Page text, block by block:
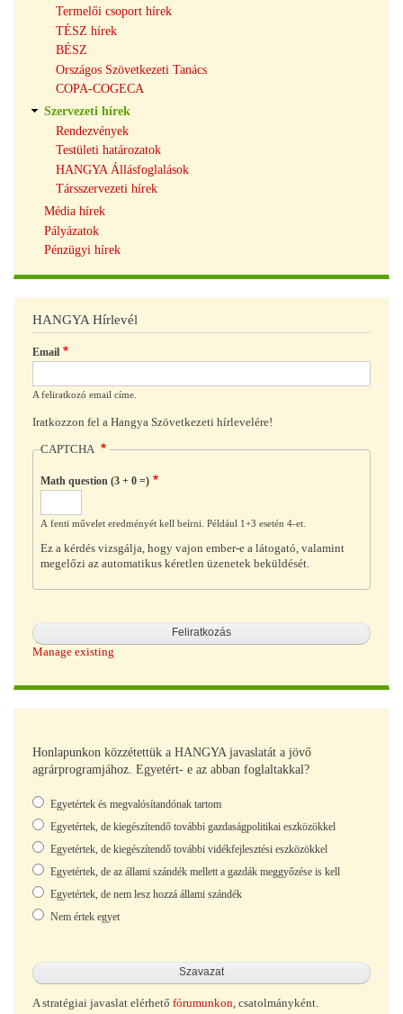
Termelői csoport hírek
TÉSZ hírek
BÉSZ
Országos Szövetkezeti Tanács
COPA-COGECA
Szervezeti hírek
Rendezvények
Testületi határozatok
HANGYA Állásfoglalások
Társszervezeti hírek
Média hírek
Pályázatok
Pénzügyi hírek
HANGYA Hírlevél
Email
A feliratkozó email címe.
Iratkozzon fel a Hangya Szövetkezeti hírlevelére!
CAPTCHA
Math question (3 + 0 =)
A fenti művelet eredményét kell beírni. Például 1+3 esetén 4-et.
Ez a kérdés vizsgálja, hogy vajon ember-e a látogató, valamint
megelőzi az automatikus kéretlen üzenetek beküldését.
Manage existing
Honlapunkon közzétettük a HANGYA javaslatát a jövő
agrárprogramjához. Egyetért- e az abban foglaltakkal?
Választások
Egyetértek és megvalósítandónak tartom
Egyetértek, de kiegészítendő további gazdaságpolitikai eszközökkel
Egyetértek, de kiegészítendő további vidékfejlesztési eszközökkel
Egyetértek, de az állami szándék mellett a gazdák meggyőzése is kell
Egyetértek, de nem lesz hozzá állami szándék
Nem értek egyet
A stratégiai javaslat elérhető fórumunkon , csatolmányként.